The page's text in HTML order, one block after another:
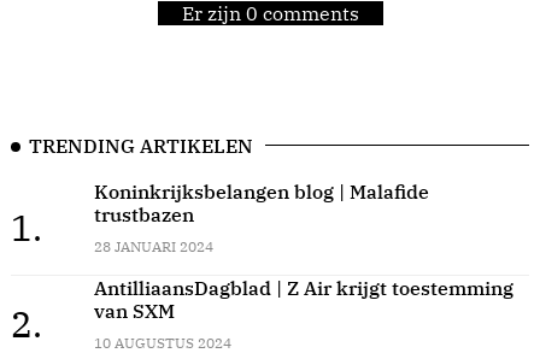
Er zijn 0 comments
TRENDING ARTIKELEN
1.
Koninkrijksbelangen blog | Malafide
trustbazen
28 JANUARI 2024
2.
AntilliaansDagblad | Z Air krijgt toestemming
van SXM
10 AUGUSTUS 2024